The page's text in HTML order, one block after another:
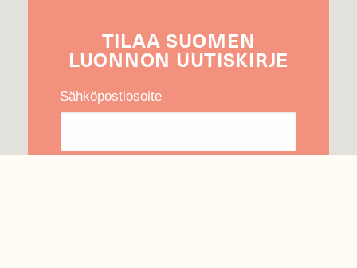
TILAA SUOMEN
LUONNON UUTIS­KIRJE
Sähköpostiosoite